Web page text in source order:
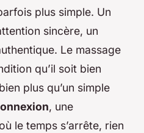
plus simple. Un
sincère, un
Le massage
qu’il soit bien
plus qu’un simple
, une
le temps s’arrête, rien